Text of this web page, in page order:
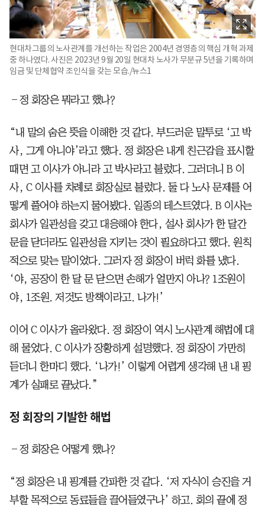
현대차그룹의 노사관계를 개선하는 작업은 2004년 경영층의 핵심 개혁 과제
중 하나였다. 사진은 2023년 9월 20일 현대차 노사가 무분규 5년을 기록하며
임금 및 단체협약 조인식을 갖는 모습./뉴스1
―정 회장은 뭐라고 했나?
“내 말의 숨은 뜻을 이해한 것 같다. 부드러운 말투로 ‘고 박
사, 그게 아니야’라고 했다. 정 회장은 내게 친근감을 표시할
때면 고 이사가 아니라 고 박사라고 불렀다. 그러더니 B 이
사, C 이사를 차례로 회장실로 불렀다. 둘 다 노사 문제를 어
떻게 풀어야 하는지 물어봤다. 일종의 테스트였다. B 이사는
회사가 일관성을 갖고 대응해야 한다, 설사 회사가 한 달간
문을 닫더라도 일관성을 지키는 것이 필요하다고 했다. 원칙
적으로 맞는 말이었다. 그러자 정 회장이 버럭 화를 냈다.
‘야, 공장이 한 달 문 닫으면 손해가 얼만지 아나? 1조원이
야, 1조원. 저것도 방책이라고. 나가!’
이어 C 이사가 올라왔다. 정 회장이 역시 노사관계 해법에 대
해 물었다. C 이사가 장황하게 설명했다. 정 회장이 가만히
듣더니 한마디 했다. ‘나가!’ 이렇게 어렵게 생각해 낸 내 핑
계가 실패로 끝났다.”
정 회장의 기발한 해법
―정 회장은 어떻게 했나?
“정 회장은 내 핑계를 간파한 것 같다. ‘저 자식이 승진을 거
부할 목적으로 동료들을 끌어들였구나’ 하고. 회의 끝에 정